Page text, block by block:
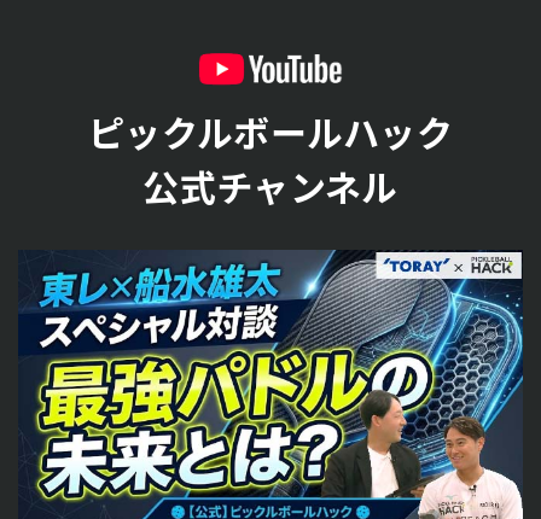
ピックルボールハック
公式チャンネル